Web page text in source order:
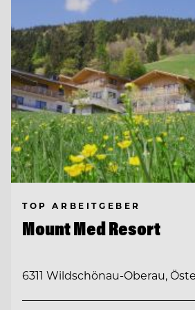
TOP ARBEITGEBER
Mount Med Resort
6311 Wildschönau-Oberau,